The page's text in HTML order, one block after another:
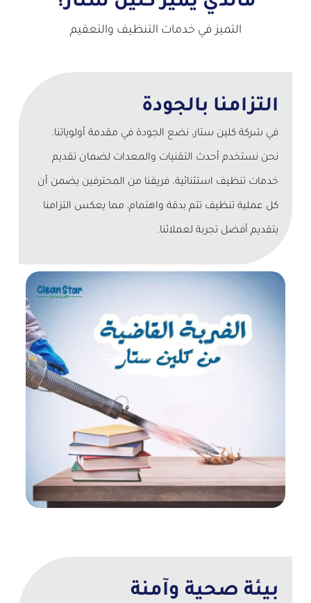
التميز في خدمات التنظيف والتعقيم
التزامنا بالجودة
في شركة كلين ستار، نضع الجودة في مقدمة أولوياتنا.
نحن نستخدم أحدث التقنيات والمعدات لضمان تقديم
خدمات تنظيف استثنائية. فريقنا من المحترفين يضمن أن
كل عملية تنظيف تتم بدقة واهتمام، مما يعكس التزامنا
بتقديم أفضل تجربة لعملائنا.
بيئة صحية وآمنة